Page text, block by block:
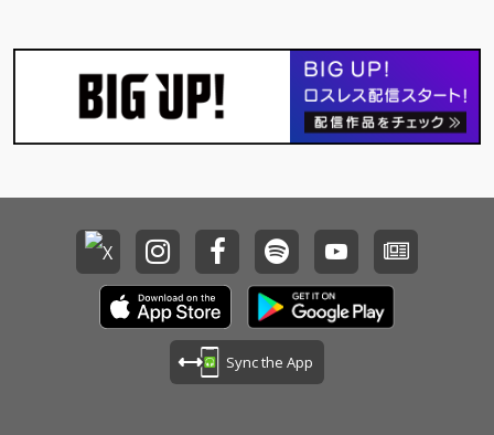
Sync the App